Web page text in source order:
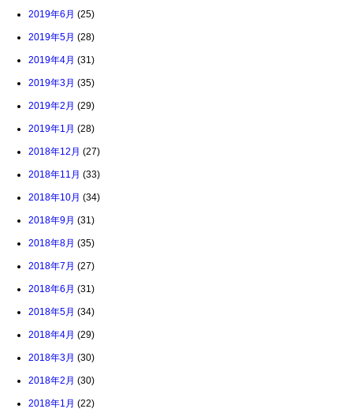
2019年6月 (25)
2019年5月 (28)
2019年4月 (31)
2019年3月 (35)
2019年2月 (29)
2019年1月 (28)
2018年12月 (27)
2018年11月 (33)
2018年10月 (34)
2018年9月 (31)
2018年8月 (35)
2018年7月 (27)
2018年6月 (31)
2018年5月 (34)
2018年4月 (29)
2018年3月 (30)
2018年2月 (30)
2018年1月 (22)